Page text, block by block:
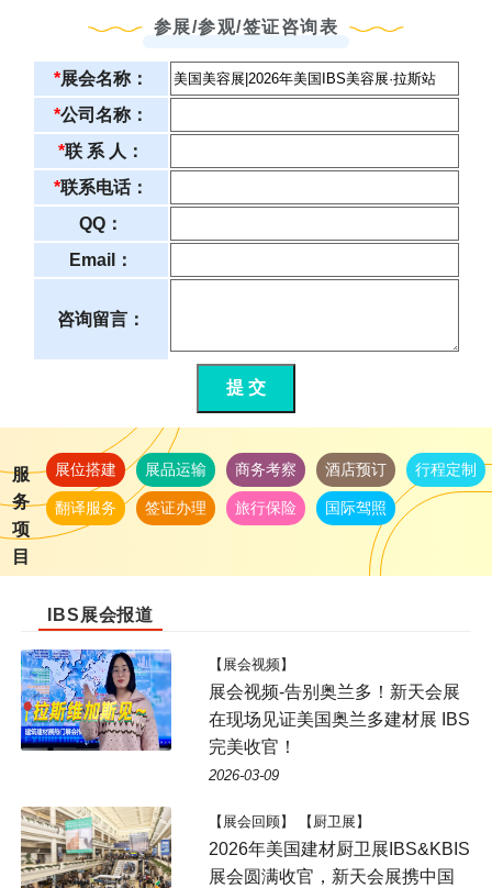
参展/参观/签证咨询表
*展会名称：
*公司名称：
*联 系 人：
*联系电话：
QQ：
Email：
咨询留言：
提 交
服
务
项
目
展位搭建 展品运输 商务考察 酒店预订 行程定制
翻译服务 签证办理 旅行保险 国际驾照
IBS展会报道
【展会视频】
展会视频-告别奥兰多！新天会展
在现场见证美国奥兰多建材展 IBS
完美收官！
2026-03-09
【展会回顾】 【厨卫展】
2026年美国建材厨卫展IBS&KBIS
展会圆满收官，新天会展携中国